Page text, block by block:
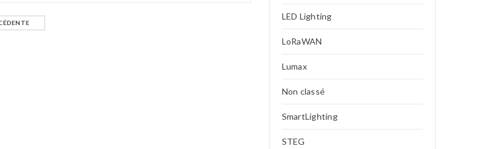
LED Lighting
LoRaWAN
Lumax
Non classé
SmartLighting
STEG